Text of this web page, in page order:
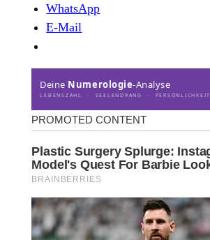
WhatsApp
E-Mail
Deine Numerologie-Analyse
LEBENSZAHL · SEELENDRANG · PERSÖNLICHKEIT